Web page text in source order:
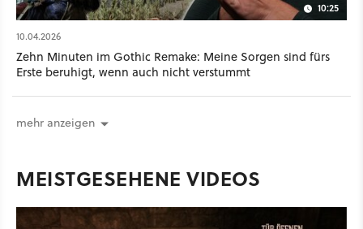
10:25
10.04.2026
Zehn Minuten im Gothic Remake: Meine Sorgen sind fürs
Erste beruhigt, wenn auch nicht verstummt
mehr anzeigen
MEISTGESEHENE VIDEOS